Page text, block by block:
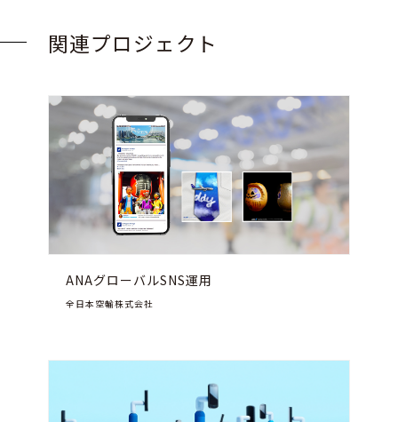
関連プロジェクト
ANAグローバルSNS運用
全日本空輸株式会社